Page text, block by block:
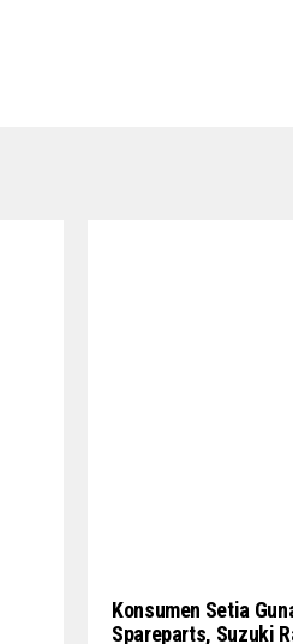
Konsumen Setia
Spareparts, Suzuki